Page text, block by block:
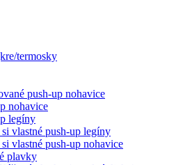
termosky
push-up nohavice
nohavice
legíny
vlastné push-up legíny
vlastné push-up nohavice
plavky